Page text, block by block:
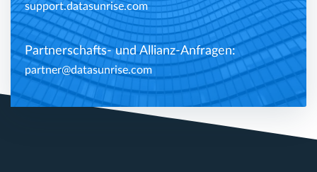
support.datasunrise.com
Partnerschafts- und Allianz-Anfragen:
partner@datasunrise.com